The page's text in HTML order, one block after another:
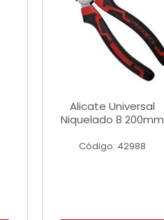
Alicate Universal
Niquelado 8 200mm
Código: 42988